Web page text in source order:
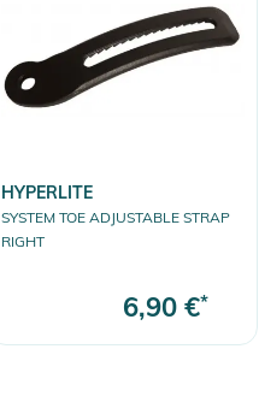
HYPERLITE
SYSTEM TOE ADJUSTABLE STRAP
RIGHT
6,90 €*